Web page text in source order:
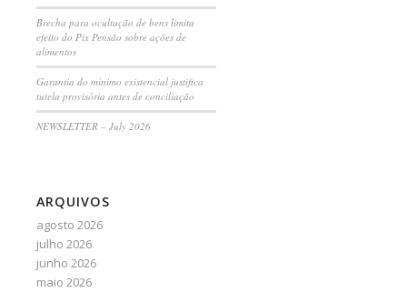
Brecha para ocultação de bens limita
efeito do Pix Pensão sobre ações de
alimentos
Garantia do mínimo existencial justifica
tutela provisória antes de conciliação
NEWSLETTER – July 2026
ARQUIVOS
agosto 2026
julho 2026
junho 2026
maio 2026